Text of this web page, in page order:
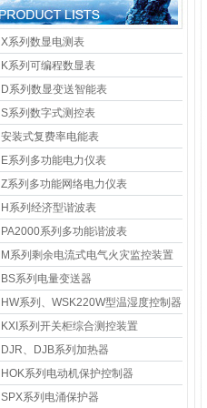
X系列数显电测表
K系列可编程数显表
D系列数显变送智能表
S系列数字式测控表
安装式复费率电能表
E系列多功能电力仪表
Z系列多功能网络电力仪表
H系列经济型谐波表
PA2000系列多功能谐波表
M系列剩余电流式电气火灾监控装置
BS系列电量变送器
HW系列、WSK220W型温湿度控制器
KXI系列开关柜综合测控装置
DJR、DJB系列加热器
HOK系列电动机保护控制器
SPX系列电涌保护器